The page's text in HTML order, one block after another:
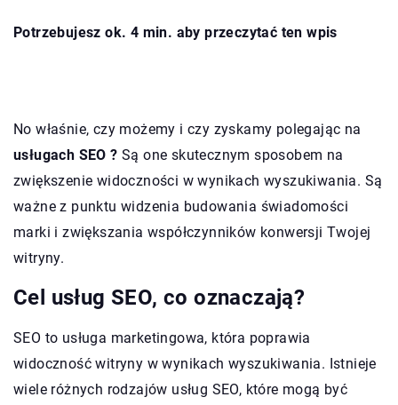
Potrzebujesz ok. 4 min. aby przeczytać ten wpis
No właśnie, czy możemy i czy zyskamy polegając na
usługach SEO ? Są one skutecznym sposobem na
zwiększenie widoczności w wynikach wyszukiwania. Są
ważne z punktu widzenia budowania świadomości
marki i zwiększania współczynników konwersji Twojej
witryny.
Cel usług SEO, co oznaczają?
SEO to usługa marketingowa, która poprawia
widoczność witryny w wynikach wyszukiwania. Istnieje
wiele różnych rodzajów usług SEO, które mogą być